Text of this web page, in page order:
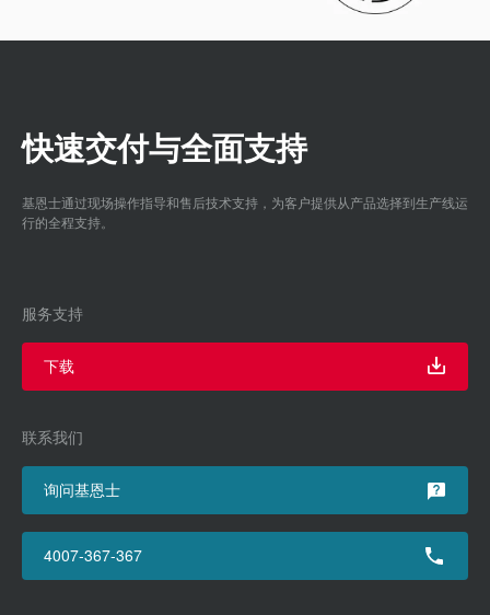
快速交付与全面支持
基恩士通过现场操作指导和售后技术支持，为客户提供从产品选择到生产线运
行的全程支持。
服务支持
下载
联系我们
询问基恩士
4007-367-367